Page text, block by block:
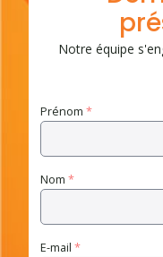
Notre équipe
Prénom *
Nom *
E-mail *